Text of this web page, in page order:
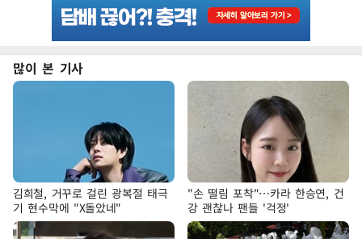
많이 본 기사
김희철, 거꾸로 걸린 광복절 태극
기 현수막에 "X돌았네"
"손 떨림 포착"…카라 한승연, 건
강 괜찮나 팬들 '걱정'